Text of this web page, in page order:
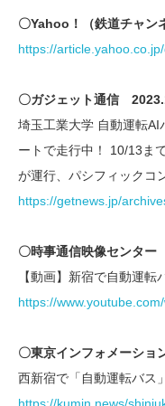
〇Yahoo！（鉄道チャン
https://
〇ガジェット通信
埼玉工業大学 自動運転AI
ートで走行中！ 10/13ま
が運行、パシフィックコ
https://getnews.jp/
〇時事通信映像センター
【動画】新宿で自動運転
https://
〇東京インフォメーシ
西新宿で「自動運転バス」
https://kumin.news/